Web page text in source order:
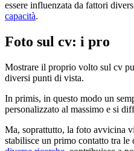
essere influenzata da fattori
capacità.
Foto sul cv: i pro
Mostrare il proprio volto sul cv
diversi punti di vista.
In primis, in questo modo un
personalizzato al massimo e si
Ma, soprattutto, la foto avvicina
stabilisce un primo contatto tra le